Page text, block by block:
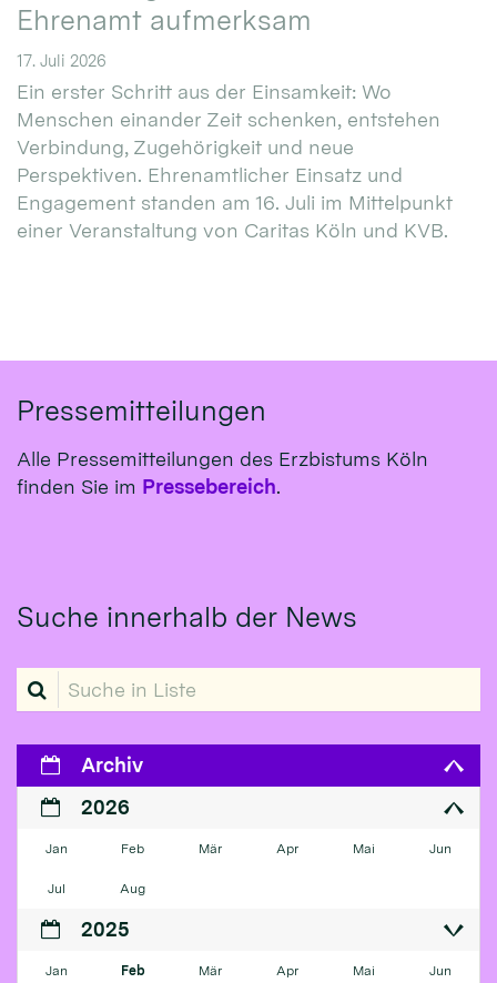
Ehrenamt aufmerksam
17. Juli 2026
Ein erster Schritt aus der Einsamkeit: Wo
Menschen einander Zeit schenken, entstehen
Verbindung, Zugehörigkeit und neue
Perspektiven. Ehrenamtlicher Einsatz und
Engagement standen am 16. Juli im Mittelpunkt
einer Veranstaltung von Caritas Köln und KVB.
Pressemitteilungen
Alle Pressemitteilungen des Erzbistums Köln
finden Sie im Pressebereich.
Suche innerhalb der News
Suche in Liste
Archiv
2026
Jan Feb Mär Apr Mai Jun
Jul Aug
2025
Jan Feb Mär Apr Mai Jun